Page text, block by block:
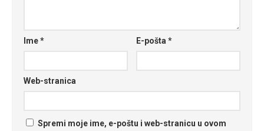
Ime* E-pošta*
Web-stranica
Spremi moje ime, e-poštu i web-stranicu u ovom